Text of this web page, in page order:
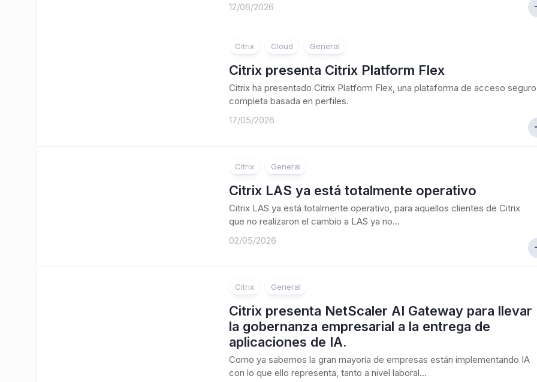
12/06/2026
Citrix Cloud General
Citrix presenta Citrix Platform Flex
Citrix ha presentado Citrix Platform Flex, una plataforma de acceso seguro
completa basada en perfiles.
17/05/2026
Citrix General
Citrix LAS ya está totalmente operativo
Citrix LAS ya está totalmente operativo, para aquellos clientes de Citrix
que no realizaron el cambio a LAS ya no...
02/05/2026
Citrix General
Citrix presenta NetScaler AI Gateway para llevar
la gobernanza empresarial a la entrega de
aplicaciones de IA.
Como ya sabemos la gran mayoría de empresas están implementando IA
con lo que ello representa, tanto a nivel laboral...